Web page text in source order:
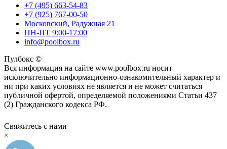
+7 (495) 663-54-83
+7 (925) 767-00-50
Московский, Радужная 21
ПН-ПТ 9:00-17:00
info@poolbox.ru
Пулбокс ©
Вся информация на сайте www.poolbox.ru носит
исключительно информационно-ознакомительный характер и
ни при каких условиях не является и не может считаться
публичной офертой, определяемой положениями Статьи 437
(2) Гражданского кодекса РФ.
Свяжитесь с нами
×